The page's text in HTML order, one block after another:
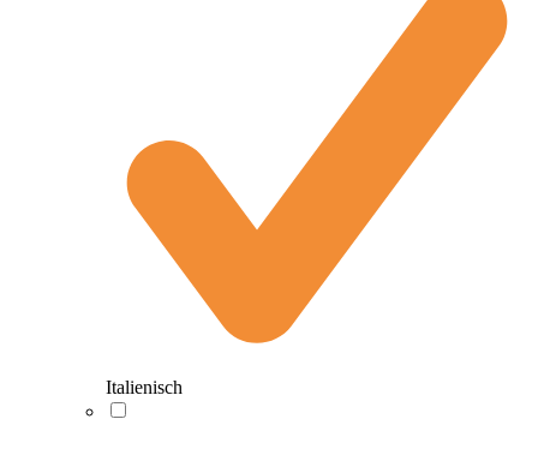
Italienisch